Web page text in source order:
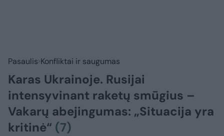
Pasaulis Konfliktai ir saugumas
Karas Ukrainoje. Rusijai
intensyvinant raketų smūgius –
Vakarų abejingumas: „Situacija yra
kritinė“ (7)